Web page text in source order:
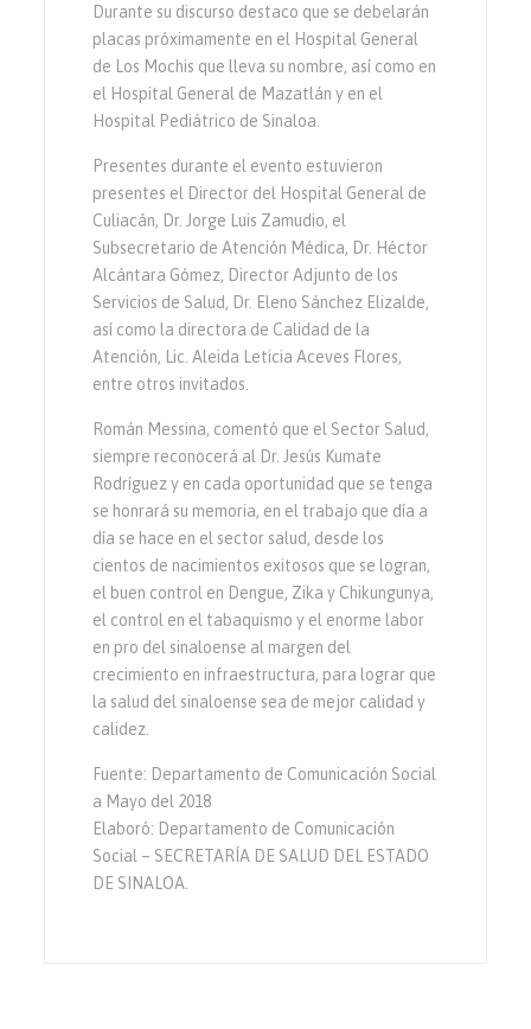
Durante su discurso destaco que se debelarán
placas próximamente en el Hospital General
de Los Mochis que lleva su nombre, así como en
el Hospital General de Mazatlán y en el
Hospital Pediátrico de Sinaloa.
Presentes durante el evento estuvieron
presentes el Director del Hospital General de
Culiacán, Dr. Jorge Luis Zamudio, el
Subsecretario de Atención Médica, Dr. Héctor
Alcántara Gómez, Director Adjunto de los
Servicios de Salud, Dr. Eleno Sánchez Elizalde,
así como la directora de Calidad de la
Atención, Lic. Aleida Leticia Aceves Flores,
entre otros invitados.
Román Messina, comentó que el Sector Salud,
siempre reconocerá al Dr. Jesús Kumate
Rodríguez y en cada oportunidad que se tenga
se honrará su memoria, en el trabajo que día a
día se hace en el sector salud, desde los
cientos de nacimientos exitosos que se logran,
el buen control en Dengue, Zika y Chikungunya,
el control en el tabaquismo y el enorme labor
en pro del sinaloense al margen del
crecimiento en infraestructura, para lograr que
la salud del sinaloense sea de mejor calidad y
calidez.
Fuente: Departamento de Comunicación Social
a Mayo del 2018
Elaboró: Departamento de Comunicación
Social – SECRETARÍA DE SALUD DEL ESTADO
DE SINALOA.